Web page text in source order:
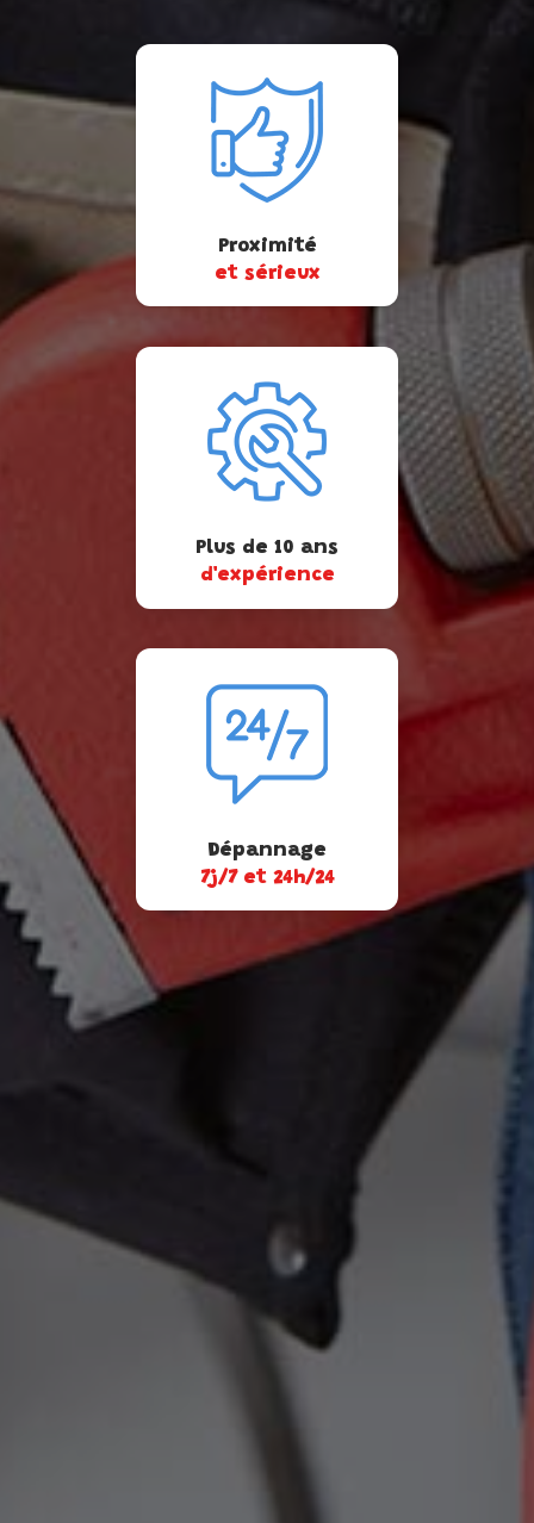
Proximité
et sérieux
Plus de 10 ans
d'expérience
Dépannage
7j/7 et 24h/24